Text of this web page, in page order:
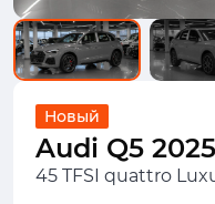
Новый
Audi Q5
45 TFSI quattro